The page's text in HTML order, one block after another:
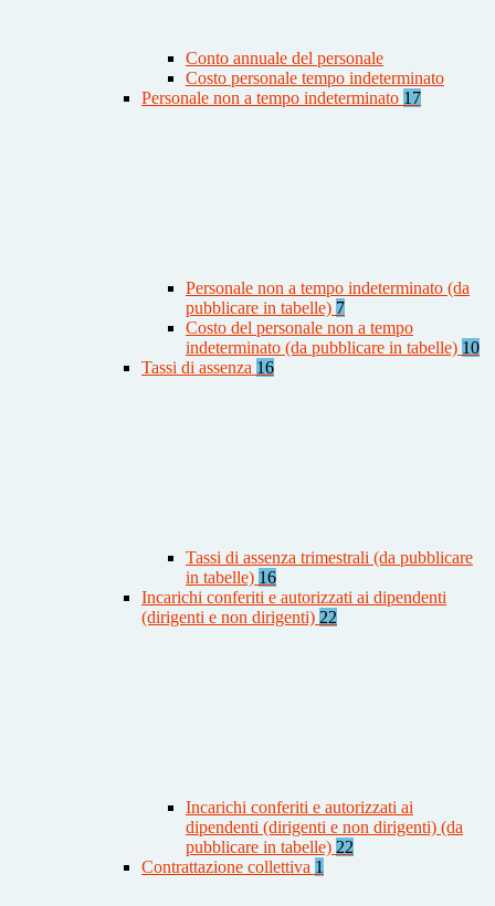
Conto annuale del personale
Costo personale tempo indeterminato
Personale non a tempo indeterminato 17
Personale non a tempo indeterminato (da
pubblicare in tabelle) 7
Costo del personale non a tempo
indeterminato (da pubblicare in tabelle) 10
Tassi di assenza 16
Tassi di assenza trimestrali (da pubblicare
in tabelle) 16
Incarichi conferiti e autorizzati ai dipendenti
(dirigenti e non dirigenti) 22
Incarichi conferiti e autorizzati ai
dipendenti (dirigenti e non dirigenti) (da
pubblicare in tabelle) 22
Contrattazione collettiva 1